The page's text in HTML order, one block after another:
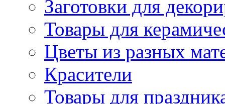
Заготовки для
Товары для
Цветы из разных
Красители
Товары для